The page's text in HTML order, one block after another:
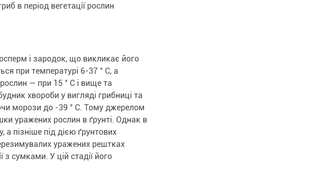
в період вегетації рослин
і зародок, що викликає його
при температурі 6-37 ° C, а
— при 15 ° C і вище та
хвороби у вигляді грибниці та
морози до -39 ° C. Тому джерелом
уражених рослин в ґрунті. Однак в
а пізніше під дією ґрунтових
уражених рештках
сумками. У цій стадії його